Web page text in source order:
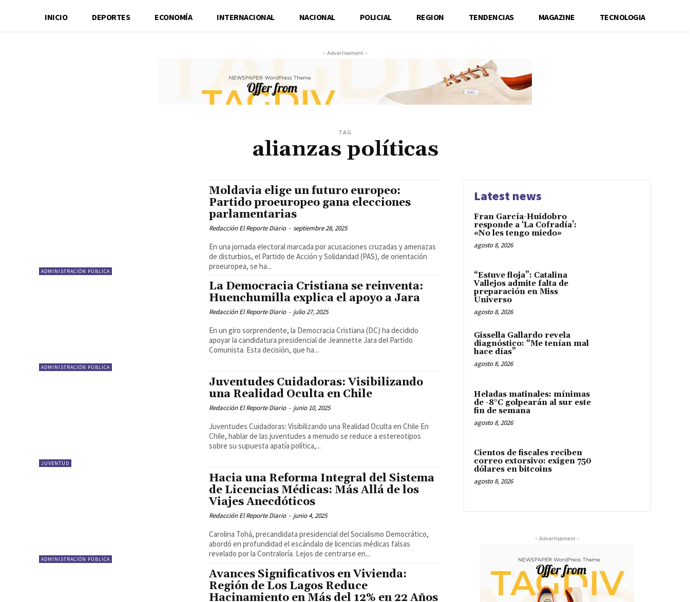
INICIO DEPORTES ECONOMÍA INTERNACIONAL NACIONAL POLICIAL REGION TENDENCIAS MAGAZINE TECNOLOGIA
- Advertisement -
TAG
alianzas políticas
ADMINISTRACIÓN PÚBLICA
Moldavia elige un futuro europeo:
Partido proeuropeo gana elecciones
parlamentarias
Redacción El Reporte Diario - septiembre 28, 2025
En una jornada electoral marcada por acusaciones cruzadas y amenazas
de disturbios, el Partido de Acción y Solidaridad (PAS), de orientación
proeuropea, se ha...
ADMINISTRACIÓN PÚBLICA
La Democracia Cristiana se reinventa:
Huenchumilla explica el apoyo a Jara
Redacción El Reporte Diario - julio 27, 2025
En un giro sorprendente, la Democracia Cristiana (DC) ha decidido
apoyar la candidatura presidencial de Jeannette Jara del Partido
Comunista. Esta decisión, que ha...
JUVENTUD
Juventudes Cuidadoras: Visibilizando
una Realidad Oculta en Chile
Redacción El Reporte Diario - junio 10, 2025
Juventudes Cuidadoras: Visibilizando una Realidad Oculta en Chile En
Chile, hablar de las juventudes a menudo se reduce a estereotipos
sobre su supuesta apatía política,...
ADMINISTRACIÓN PÚBLICA
Hacia una Reforma Integral del Sistema
de Licencias Médicas: Más Allá de los
Viajes Anecdóticos
Redacción El Reporte Diario - junio 4, 2025
Carolina Tohá, precandidata presidencial del Socialismo Democrático,
abordó en profundidad el escándalo de licencias médicas falsas
revelado por la Contraloría. Lejos de centrarse en...
Avances Significativos en Vivienda:
Región de Los Lagos Reduce
Hacinamiento en Más del 12% en 22 Años
Latest news
Fran García-Huidobro
responde a ‘La Cofradía’:
«No les tengo miedo»
agosto 8, 2026
“Estuve floja”: Catalina
Vallejos admite falta de
preparación en Miss
Universo
agosto 8, 2026
Gissella Gallardo revela
diagnóstico: “Me tenían mal
hace días”
agosto 8, 2026
Heladas matinales: mínimas
de -8°C golpearán al sur este
fin de semana
agosto 8, 2026
Cientos de fiscales reciben
correo extorsivo: exigen 750
dólares en bitcoins
agosto 8, 2026
- Advertisement -